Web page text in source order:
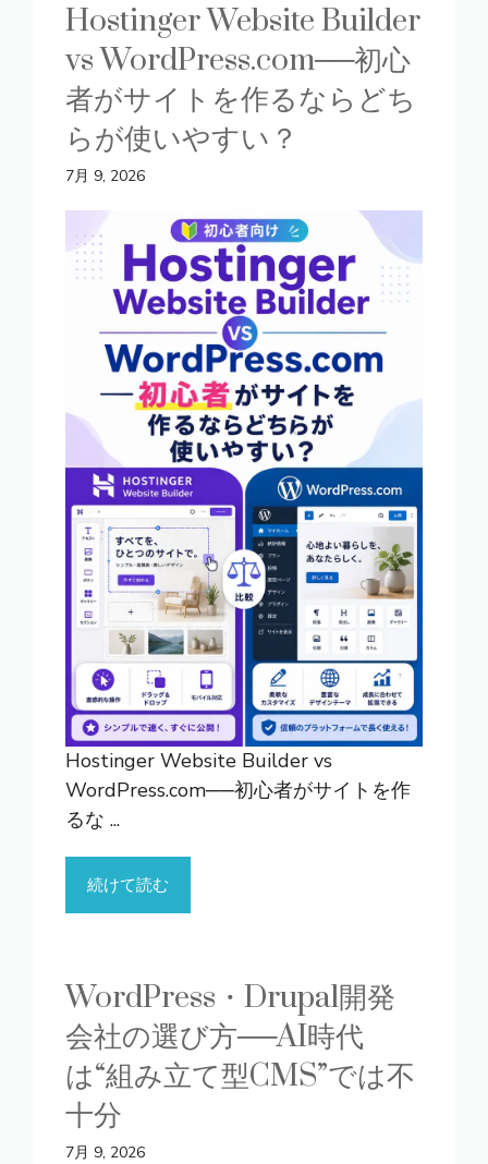
Hostinger Website Builder
vs WordPress.com──初心
者がサイトを作るならどち
らが使いやすい？
7月 9, 2026
Hostinger Website Builder vs
WordPress.com──初心者がサイトを作
るな ...
続けて読む
WordPress・Drupal開発
会社の選び方──AI時代
は“組み立て型CMS”では不
十分
7月 9, 2026